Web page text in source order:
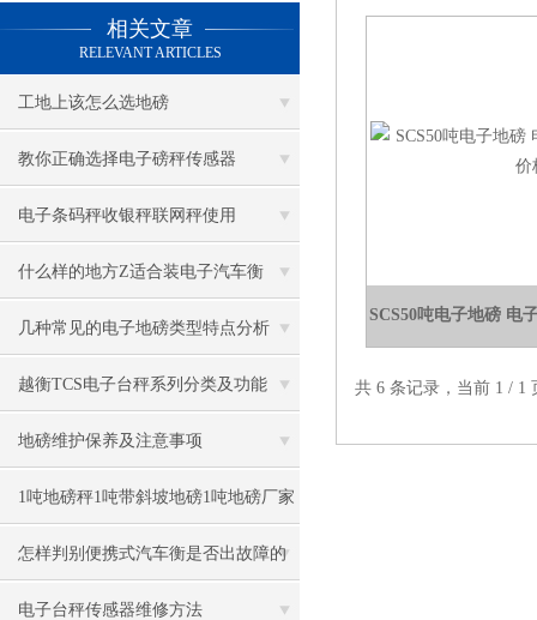
相关文章
RELEVANT ARTICLES
工地上该怎么选地磅
教你正确选择电子磅秤传感器
电子条码秤收银秤联网秤使用
什么样的地方Z适合装电子汽车衡
几种常见的电子地磅类型特点分析
越衡TCS电子台秤系列分类及功能
地磅维护保养及注意事项
1吨地磅秤1吨带斜坡地磅1吨地磅厂家
1吨不锈钢磅秤价格
怎样判别便携式汽车衡是否出故障的
方法
电子台秤传感器维修方法
SCS50吨电子地磅 电
共 6 条记录，当前 1 /